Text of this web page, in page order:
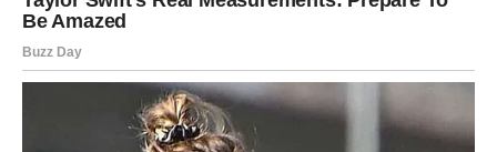
Završni dodir – Čokoladni preliv
Otopite 100 g čokoladesa3 kašike ulja